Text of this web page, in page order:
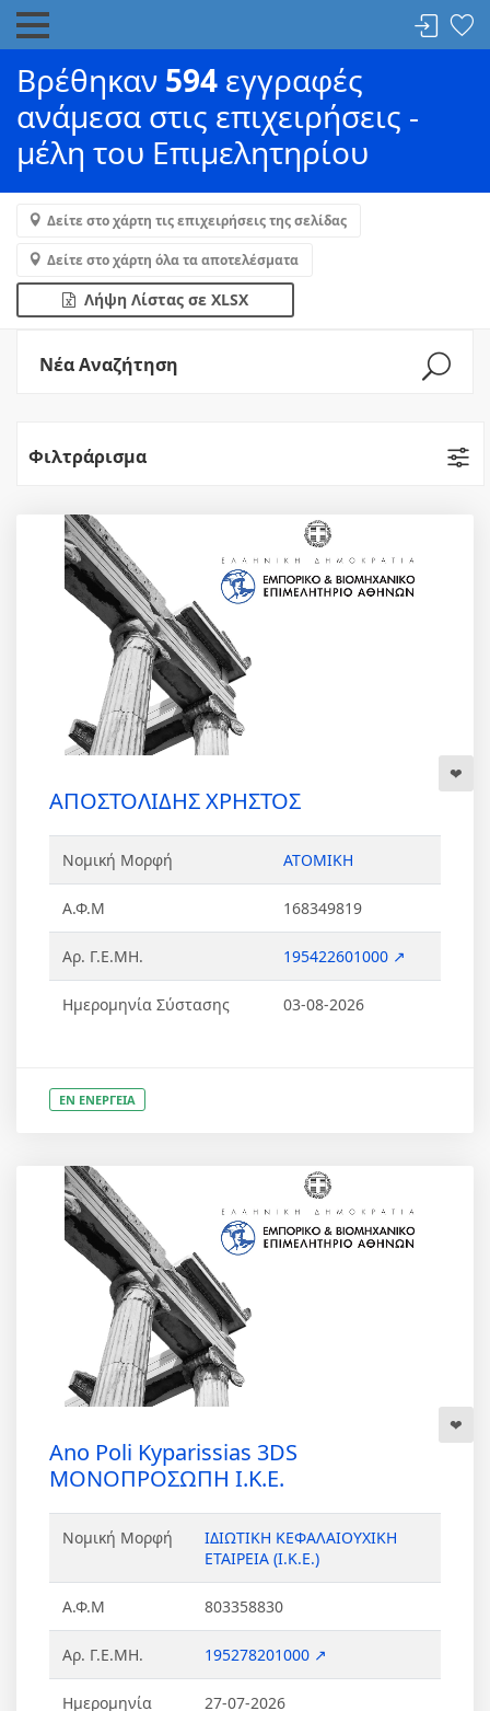
Βρέθηκαν 594 εγγραφές
ανάμεσα στις επιχειρήσεις -
μέλη του Επιμελητηρίου
Δείτε στο χάρτη τις επιχειρήσεις της σελίδας
Δείτε στο χάρτη όλα τα αποτελέσματα
Λήψη Λίστας σε XLSX
Νέα Αναζήτηση
Φιλτράρισμα
ΑΠΟΣΤΟΛΙΔΗΣ ΧΡΗΣΤΟΣ
Νομική Μορφή ΑΤΟΜΙΚΗ
Α.Φ.Μ 168349819
Αρ. Γ.Ε.ΜΗ. 195422601000 ↗
Ημερομηνία Σύστασης 03-08-2026
ΕΝ ΕΝΕΡΓΕΙΑ
Ano Poli Kyparissias 3DS
ΜΟΝΟΠΡΟΣΩΠΗ Ι.Κ.Ε.
Νομική Μορφή
ΙΔΙΩΤΙΚΗ ΚΕΦΑΛΑΙΟΥΧΙΚΗ
ΕΤΑΙΡΕΙΑ (Ι.Κ.Ε.)
Α.Φ.Μ 803358830
Αρ. Γ.Ε.ΜΗ. 195278201000 ↗
Ημερομηνία
27-07-2026